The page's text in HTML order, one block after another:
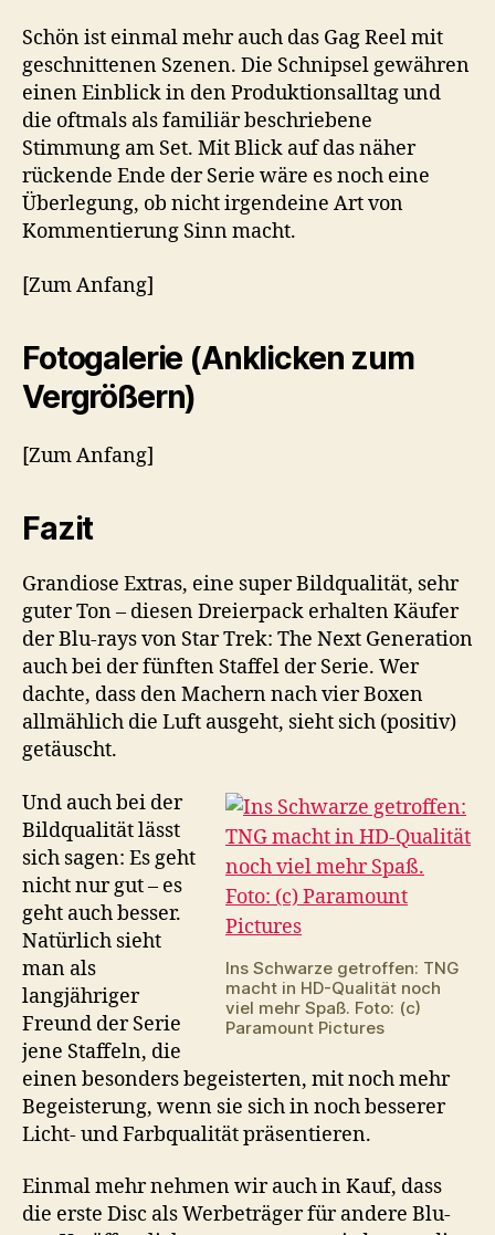
Schön ist einmal mehr auch das Gag Reel mit
geschnittenen Szenen. Die Schnipsel gewähren
einen Einblick in den Produktionsalltag und
die oftmals als familiär beschriebene
Stimmung am Set. Mit Blick auf das näher
rückende Ende der Serie wäre es noch eine
Überlegung, ob nicht irgendeine Art von
Kommentierung Sinn macht.
[Zum Anfang]
Fotogalerie (Anklicken zum
Vergrößern)
[Zum Anfang]
Fazit
Grandiose Extras, eine super Bildqualität, sehr
guter Ton – diesen Dreierpack erhalten Käufer
der Blu-rays von Star Trek: The Next Generation
auch bei der fünften Staffel der Serie. Wer
dachte, dass den Machern nach vier Boxen
allmählich die Luft ausgeht, sieht sich (positiv)
getäuscht.
Ins Schwarze getroffen: TNG
macht in HD-Qualität noch
viel mehr Spaß. Foto: (c)
Paramount Pictures
Und auch bei der
Bildqualität lässt
sich sagen: Es geht
nicht nur gut – es
geht auch besser.
Natürlich sieht
man als
langjähriger
Freund der Serie
jene Staffeln, die
einen besonders begeisterten, mit noch mehr
Begeisterung, wenn sie sich in noch besserer
Licht- und Farbqualität präsentieren.
Einmal mehr nehmen wir auch in Kauf, dass
die erste Disc als Werbeträger für andere Blu-